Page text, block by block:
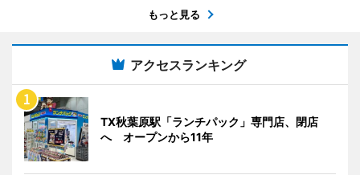
もっと見る
アクセスランキング
TX秋葉原駅「ランチパック」専門店、閉店
へ オープンから11年